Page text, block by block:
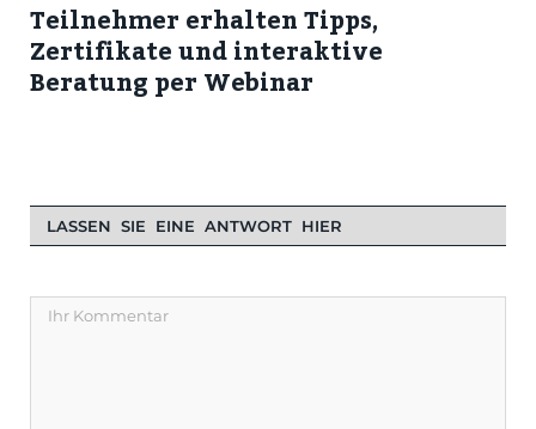
Teilnehmer erhalten Tipps,
Zertifikate und interaktive
Beratung per Webinar
LASSEN SIE EINE ANTWORT HIER